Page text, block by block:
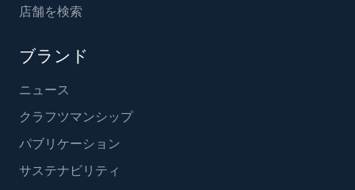
店舗を検索
ブランド
ニュース
クラフツマンシップ
パブリケーション
サステナビリティ